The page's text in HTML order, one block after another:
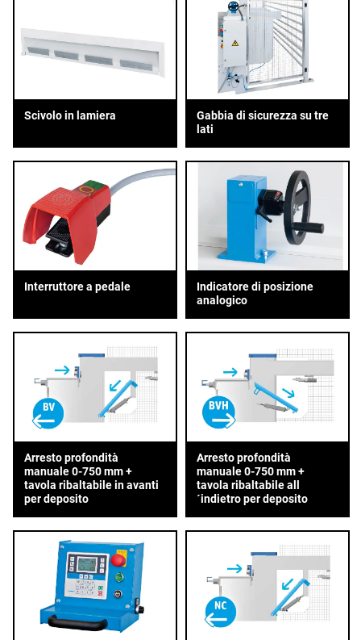
Scivolo in lamiera
Gabbia di sicurezza su tre
lati
Interruttore a pedale
Indicatore di posizione
analogico
Arresto profondità
manuale 0-750 mm +
tavola ribaltabile in avanti
per deposito
Arresto profondità
manuale 0-750 mm +
tavola ribaltabile all
´indietro per deposito